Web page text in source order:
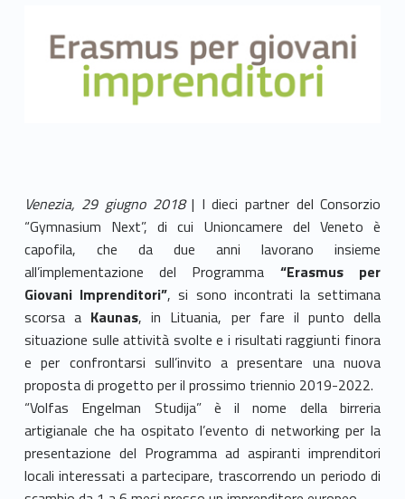
Venezia, 29 giugno 2018| I dieci partner del Consorzio
“Gymnasium Next”, di cui Unioncamere del Veneto è
capofila, che da due anni lavorano insieme
all’implementazione del Programma “Erasmus per
Giovani Imprenditori”, si sono incontrati la settimana
scorsa a Kaunas, in Lituania, per fare il punto della
situazione sulle attività svolte e i risultati raggiunti finora
e per confrontarsi sull’invito a presentare una nuova
proposta di progetto per il prossimo triennio 2019-2022.
“Volfas Engelman Studija” è il nome della birreria
artigianale che ha ospitato l’evento di networking per la
presentazione del Programma ad aspiranti imprenditori
locali interessati a partecipare, trascorrendo un periodo di